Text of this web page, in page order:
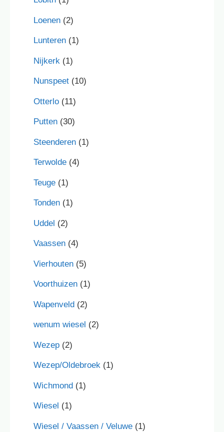
Loenen (2)
Lunteren (1)
Nijkerk (1)
Nunspeet (10)
Otterlo (11)
Putten (30)
Steenderen (1)
Terwolde (4)
Teuge (1)
Tonden (1)
Uddel (2)
Vaassen (4)
Vierhouten (5)
Voorthuizen (1)
Wapenveld (2)
wenum wiesel (2)
Wezep (2)
Wezep/Oldebroek (1)
Wichmond (1)
Wiesel (1)
Wiesel / Vaassen / Veluwe (1)